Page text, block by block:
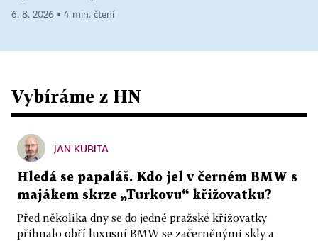
6. 8. 2026 ▪ 4 min. čtení
Vybíráme z HN
JAN KUBITA
Hledá se papaláš. Kdo jel v černém BMW s
majákem skrze „Turkovu“ křižovatku?
Před několika dny se do jedné pražské křižovatky
přihnalo obří luxusní BMW se začerněnými skly a